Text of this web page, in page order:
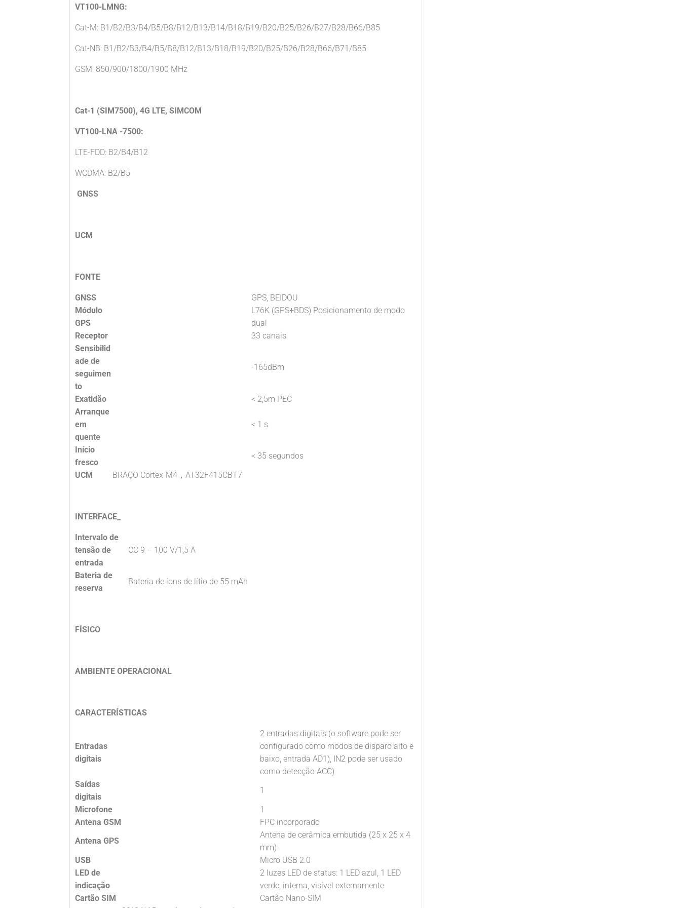
VT100-LMNG:
Cat-M: B1/B2/B3/B4/B5/B8/B12/B13/B14/B18/B19/B20/B25/B26/B27/B28/B66/B85
Cat-NB: B1/B2/B3/B4/B5/B8/B12/B13/B18/B19/B20/B25/B26/B28/B66/B71/B85
GSM: 850/900/1800/1900 MHz
Cat-1 (SIM7500), 4G LTE, SIMCOM
VT100-LNA -7500:
LTE-FDD: B2/B4/B12
WCDMA: B2/B5
GNSS
UCM
FONTE
GNSS
GPS, BEIDOU
Módulo
GPS
L76K (GPS+BDS) Posicionamento de modo
dual
Receptor
33 canais
Sensibilid
ade de
seguimen
to
-165dBm
Exatidão
< 2,5m PEC
Arranque
em
quente
< 1 s
Início
fresco
< 35 segundos
UCM
BRAÇO Cortex-M4，AT32F415CBT7
INTERFACE_
Intervalo de
tensão de
entrada
CC 9 – 100 V/1,5 A
Bateria de
reserva
Bateria de íons de lítio de 55 mAh
FÍSICO
AMBIENTE OPERACIONAL
CARACTERÍSTICAS
Entradas
digitais
2 entradas digitais (o software pode ser
configurado como modos de disparo alto e
baixo, entrada AD1), IN2 pode ser usado
como detecção ACC)
Saídas
digitais
1
Microfone
1
Antena GSM
FPC incorporado
Antena GPS
Antena de cerâmica embutida (25 x 25 x 4
mm)
USB
Micro USB 2.0
LED de
indicação
2 luzes LED de status: 1 LED azul, 1 LED
verde, interna, visível externamente
Cartão SIM
Cartão Nano-SIM